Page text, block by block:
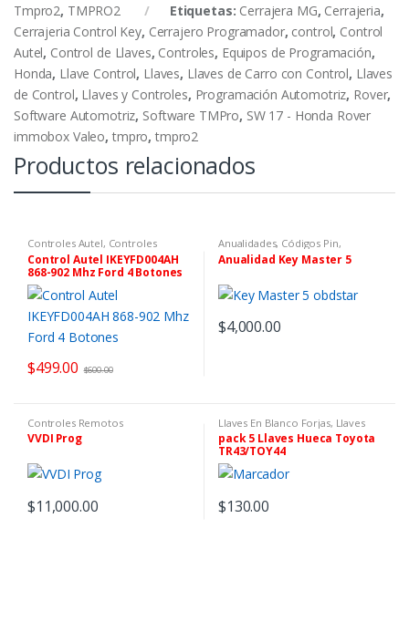
Tmpro2, TMPRO2 Etiquetas: Cerrajera MG, Cerrajeria,
Cerrajeria Control Key, Cerrajero Programador, control, Control
Autel, Control de Llaves, Controles, Equipos de Programación,
Honda, Llave Control, Llaves, Llaves de Carro con Control, Llaves
de Control, Llaves y Controles, Programación Automotriz, Rover,
Software Automotriz, Software TMPro, SW 17 - Honda Rover
immobox Valeo, tmpro, tmpro2
Productos relacionados
Controles Autel, Controles
Remotos
Control Autel IKEYFD004AH
868-902 Mhz Ford 4 Botones
$499.00 $600.00
Anualidades, Códigos Pin,
Software y Tokens, Fabricante
Obdstar
Anualidad Key Master 5
$4,000.00
Controles Remotos
VVDI Prog
$11,000.00
Llaves En Blanco Forjas, Llaves
Huecas Portachip Auto
pack 5 Llaves Hueca Toyota
TR43/TOY44
$130.00